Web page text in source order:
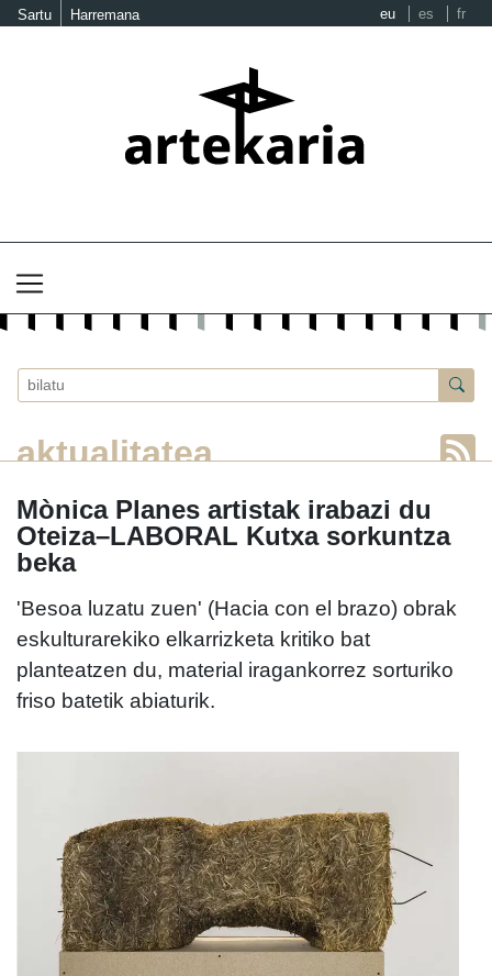
Sartu Harremana eu es fr
aktualitatea
Mònica Planes artistak irabazi du
Oteiza–LABORAL Kutxa sorkuntza
beka
'Besoa luzatu zuen' (Hacia con el brazo) obrak
eskulturarekiko elkarrizketa kritiko bat
planteatzen du, material iragankorrez sorturiko
friso batetik abiaturik.